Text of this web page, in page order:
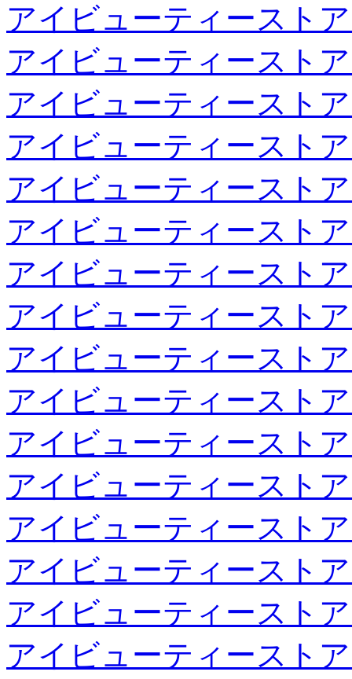
アイビューティースト
アイビューティースト
アイビューティースト
アイビューティースト
アイビューティースト
アイビューティースト
アイビューティースト
アイビューティースト
アイビューティースト
アイビューティースト
アイビューティースト
アイビューティースト
アイビューティースト
アイビューティースト
アイビューティースト
アイビューティースト